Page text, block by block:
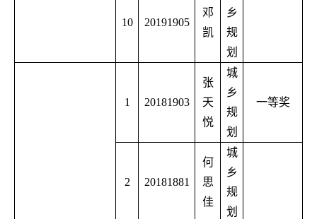
10 20191905
邓
凯
乡
规
划
1 20181903
张
天
悦
城
乡
规
划
一等奖
2 20181881
何
思
佳
城
乡
规
划